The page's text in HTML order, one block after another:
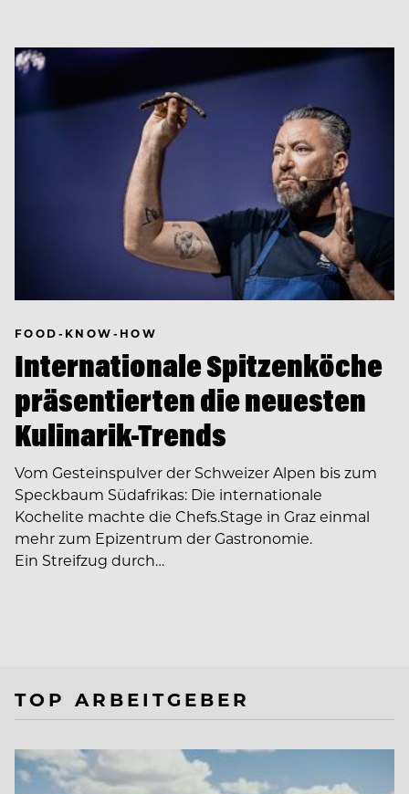
FOOD-KNOW-HOW
Internationale Spitzenköche
präsentierten die neuesten
Kulinarik-Trends
Vom Gesteinspulver der Schweizer Alpen bis zum
Speckbaum Südafrikas: Die internationale
Kochelite machte die Chefs.Stage in Graz einmal
mehr zum Epizentrum der Gastronomie.
Ein Streifzug durch…
TOP ARBEITGEBER